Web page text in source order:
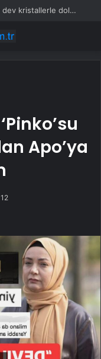
Çöken duvarı takip ettiler, karşılarına dev kristallerle dolu bir oda çıktı
Apo’ya
12